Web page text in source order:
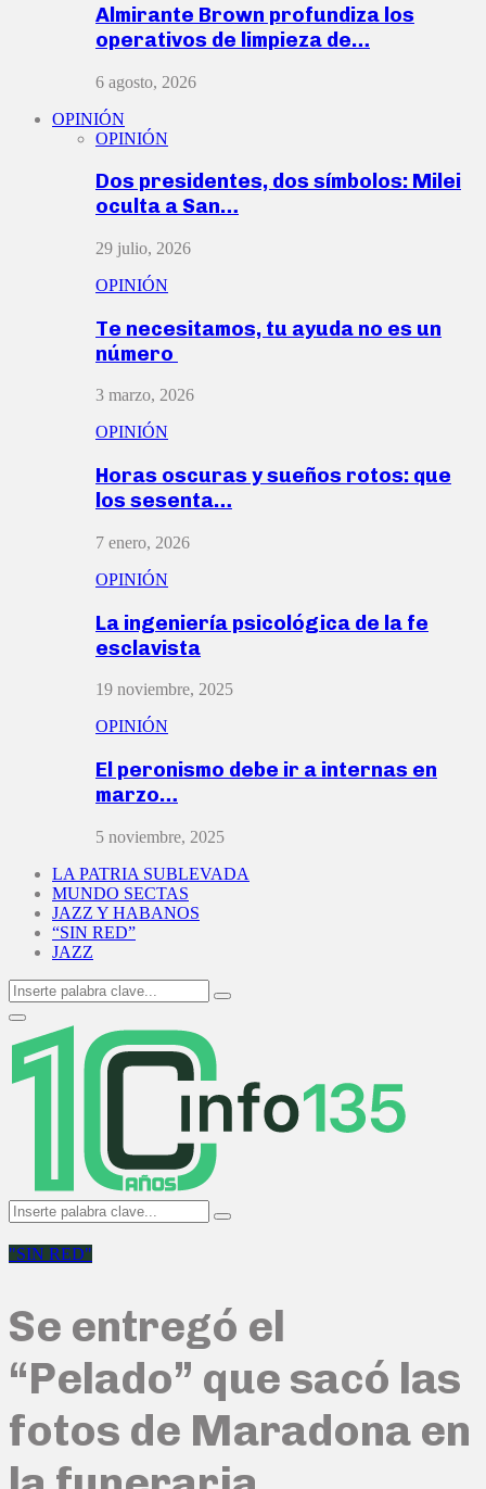
Almirante Brown profundiza los
operativos de limpieza de…
6 agosto, 2026
OPINIÓN
OPINIÓN
Dos presidentes, dos símbolos: Milei
oculta a San…
29 julio, 2026
OPINIÓN
Te necesitamos, tu ayuda no es un
número
3 marzo, 2026
OPINIÓN
Horas oscuras y sueños rotos: que
los sesenta…
7 enero, 2026
OPINIÓN
La ingeniería psicológica de la fe
esclavista
19 noviembre, 2025
OPINIÓN
El peronismo debe ir a internas en
marzo…
5 noviembre, 2025
LA PATRIA SUBLEVADA
MUNDO SECTAS
JAZZ Y HABANOS
“SIN RED”
JAZZ
Search
for:
Search
Primary
Menu
Search
for:
Search
"SIN RED"
Se entregó el
“Pelado” que sacó las
fotos de Maradona en